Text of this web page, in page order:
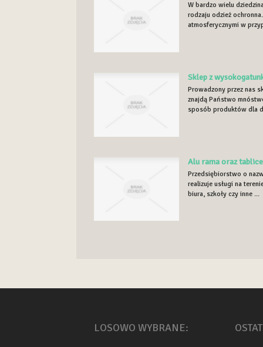
W bardzo wielu
rodzaju odzież
atmosferycznymi w
Sklep z
Prowadzony przez nas
znajdą Państwo
sposób produktów dla
Alu rama oraz
Przedsiębiorstwo o
realizuje usługi na
biura, szkoły czy inne ...
LOSOWO WYBRANE: